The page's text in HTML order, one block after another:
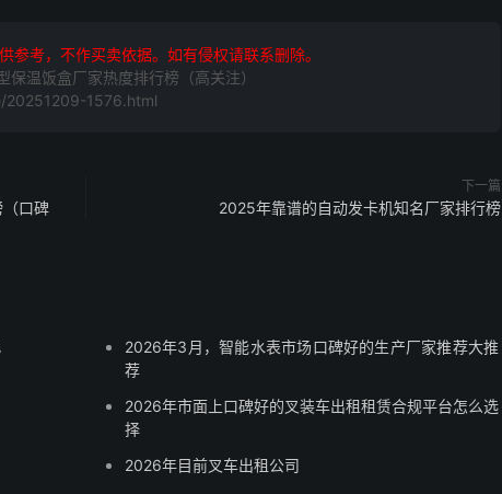
考，不作买卖依据。如有侵权请联系删除。
温饭盒厂家热度排行榜（高关注）
20251209-1576.html
口碑
下一篇
2025年靠谱的自动发卡机知名厂家排行榜
2026年3月，智能水表市场口碑好的生产厂家推荐大推
荐
2026年市面上口碑好的叉装车出租租赁合规平台怎么选
择
2026年目前叉车出租公司